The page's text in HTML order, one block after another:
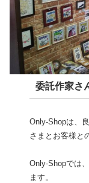
委託作家さ
Only-Shopは、
さまとお客様と
Only-Shopでは
ます。